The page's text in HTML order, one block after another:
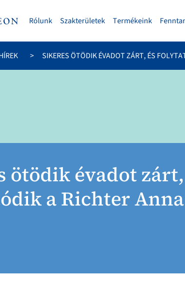
Rólunk Szakterületek Termékeink
SIKERES ÖTÖDIK ÉVADOT ZÁRT, ÉS
ötödik évadot
a Richter Anna